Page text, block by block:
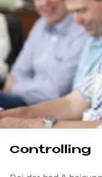
Con­trol­ling